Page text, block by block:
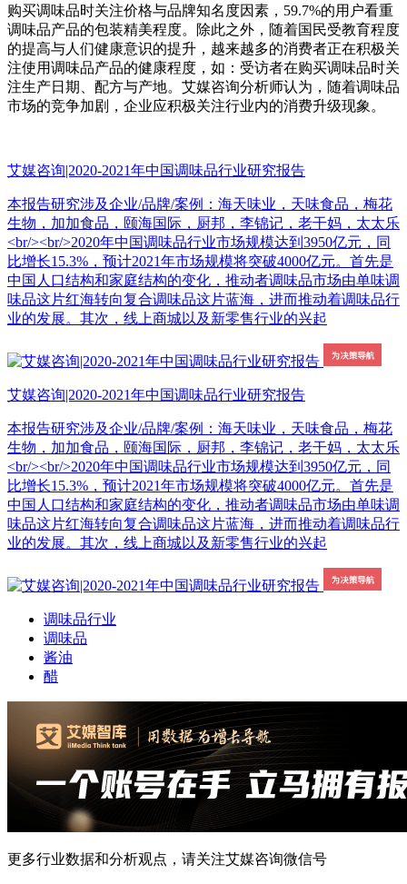
购买调味品时关注价格与品牌知名度因素，59.7%的用户看重
调味品产品的包装精美程度。除此之外，随着国民受教育程度
的提高与人们健康意识的提升，越来越多的消费者正在积极关
注使用调味品产品的健康程度，如：受访者在购买调味品时关
注生产日期、配方与产地。艾媒咨询分析师认为，随着调味品
市场的竞争加剧，企业应积极关注行业内的消费升级现象。
艾媒咨询|2020-2021年中国调味品行业研究报告
本报告研究涉及企业/品牌/案例：海天味业，天味食品，梅花
生物，加加食品，颐海国际，厨邦，李锦记，老干妈，太太乐
<br/><br/>2020年中国调味品行业市场规模达到3950亿元，同
比增长15.3%，预计2021年市场规模将突破4000亿元。首先是
中国人口结构和家庭结构的变化，推动者调味品市场由单味调
味品这片红海转向复合调味品这片蓝海，进而推动着调味品行
业的发展。其次，线上商城以及新零售行业的兴起
艾媒咨询|2020-2021年中国调味品行业研究报告
本报告研究涉及企业/品牌/案例：海天味业，天味食品，梅花
生物，加加食品，颐海国际，厨邦，李锦记，老干妈，太太乐
<br/><br/>2020年中国调味品行业市场规模达到3950亿元，同
比增长15.3%，预计2021年市场规模将突破4000亿元。首先是
中国人口结构和家庭结构的变化，推动者调味品市场由单味调
味品这片红海转向复合调味品这片蓝海，进而推动着调味品行
业的发展。其次，线上商城以及新零售行业的兴起
调味品行业
调味品
酱油
醋
更多行业数据和分析观点，请关注艾媒咨询微信号